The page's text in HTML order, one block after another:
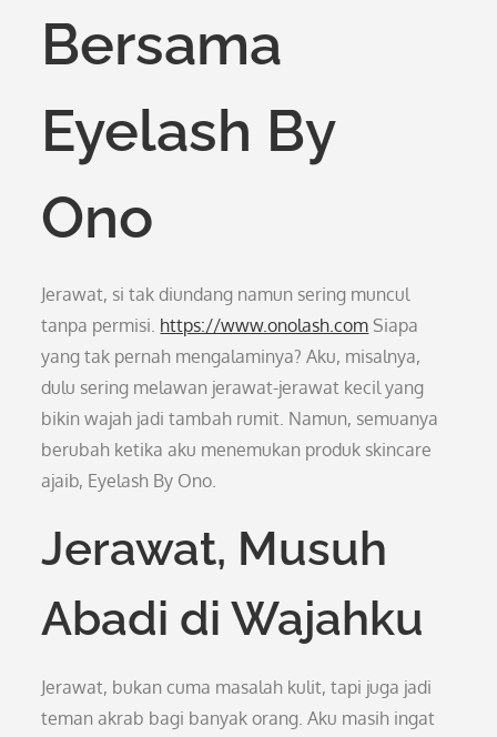
Bersama
Eyelash By
Ono
Jerawat, si tak diundang namun sering muncul
tanpa permisi. https://www.onolash.com Siapa
yang tak pernah mengalaminya? Aku, misalnya,
dulu sering melawan jerawat-jerawat kecil yang
bikin wajah jadi tambah rumit. Namun, semuanya
berubah ketika aku menemukan produk skincare
ajaib, Eyelash By Ono.
Jerawat, Musuh
Abadi di Wajahku
Jerawat, bukan cuma masalah kulit, tapi juga jadi
teman akrab bagi banyak orang. Aku masih ingat